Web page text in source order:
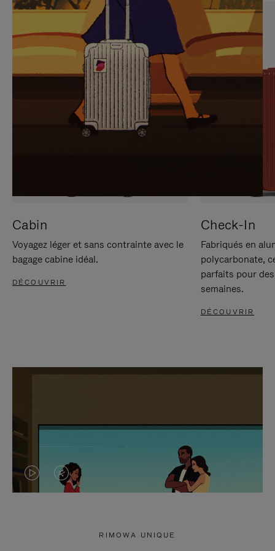
SUR
POUR
METTRE
PAUSE
VEUILLEZ
CLIQUER
POUR
RÉACTIVER
LE
SON
Cabin
Voyagez léger et sans contrainte avec le
bagage cabine idéal.
DÉCOUVRIR
Check-In
Fabriqués en
polycarbonate,
parfaits pour
semaines.
DÉCOUVRIR
LA LE
RIMOWA UNIQUE